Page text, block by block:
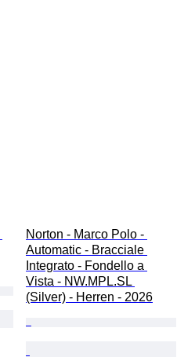
Norton - Marco Polo -
Automatic - Bracciale
Integrato - Fondello a
Vista - NW.MPL.SL
(Silver) - Herren - 2026